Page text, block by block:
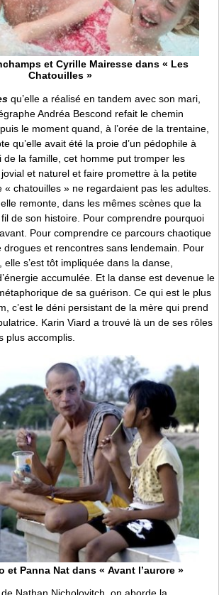
et Cyrille Mairesse dans « Les
Chatouilles »
qu’elle a réalisé en tandem avec son mari,
Andréa Bescond refait le chemin
le moment quand, à l’orée de la trentaine,
qu’elle avait été la proie d’un pédophile à
de la famille, cet homme put tromper les
et naturel et faire promettre à la petite
chatouilles » ne regardaient pas les adultes.
remonte, dans les mêmes scènes que la
de son histoire. Pour comprendre pourquoi
Pour comprendre ce parcours chaotique
drogues et rencontres sans lendemain. Pour
s’est tôt impliquée dans la danse,
accumulée. Et la danse est devenue le
de sa guérison. Ce qui est le plus
c’est le déni persistant de la mère qui prend
Karin Viard a trouvé là un de ses rôles
plus accomplis.
et Panna Nat dans « Avant l’aurore »